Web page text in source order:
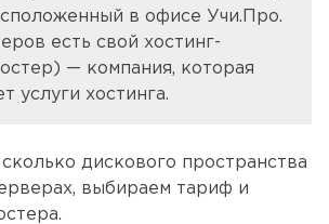
в офисе Учи.Про.
есть свой хостинг-
— компания, которая
услуги хостинга.
дискового пространства
выбираем тариф и